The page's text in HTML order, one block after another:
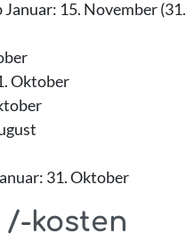
15. November (31.
Oktober
31. Oktober
/-kosten